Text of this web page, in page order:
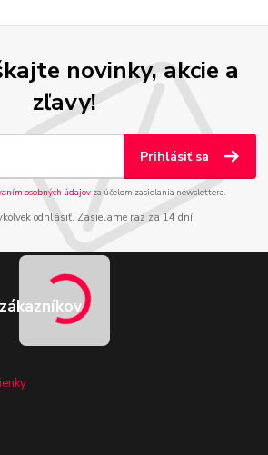
novinky, akcie a
zľavy!
Prihlásiť sa
osobných údajov za účelom zasielania newslettera.
odhlásiť. Zasielame raz za 14 dní.